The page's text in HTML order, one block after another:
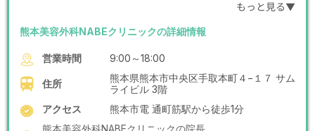
もっと見る▼
熊本美容外科NABEクリニックの詳細情報
営業時間 9:00～18:00
住所
熊本県熊本市中央区手取本町４−１７ サム
ライビル 3階
アクセス
熊本市電 通町筋駅から徒歩1分
熊本美容外科NABEクリニックの院長